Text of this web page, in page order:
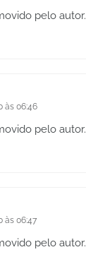
pelo autor.
às 06:46
pelo autor.
às 06:47
pelo autor.